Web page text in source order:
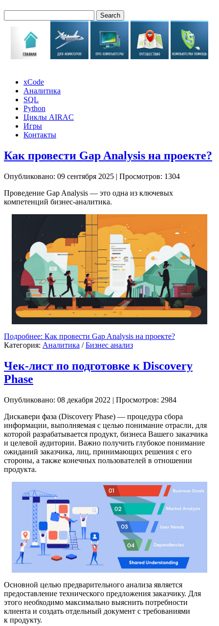
xCode
Аналитика
SQL
Python
Циклы AIRAC
Игры
Контакты
Как провести Gap Analysis на проекте?
Опубликовано: 09 сентября 2025 | Просмотров: 1304
Проведение Gap Analysis — это одна из ключевых
компетенций бизнес-аналитика.
Подробнее: Как провести Gap Analysis на проекте?
Категория: Аналитика /Бизнес анализ
Чек-лист по подготовке к Discovery
Phase
Опубликовано: 08 декабря 2022 | Просмотров: 2984
Дискавери фаза (Discovery Phase) — процедура сбора
информации, выполняемая с целью понимание отрасли, для
которой разрабатывается продукт, бизнеса Вашего заказчика
и целевой аудитории. Важно получить глубокое понимание
ожиданий заказчика, лиц, принимающих решения с его
стороны, а также конечных пользователей в отношении
продукта.
Основной целью предварительного анализа является
предоставление технического предложения заказчику. Для
этого необходимо максимально выяснить потребности
клиента и создать отдельный документ с требованиями
к продукту.